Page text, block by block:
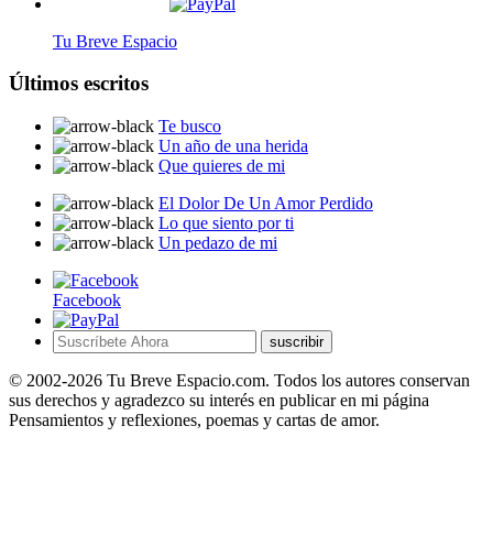
Tu Breve Espacio
Últimos escritos
Te busco
Un año de una herida
Que quieres de mi
El Dolor De Un Amor Perdido
Lo que siento por ti
Un pedazo de mi
Facebook
suscribir
© 2002-2026 Tu Breve Espacio.com. Todos los autores conservan
sus derechos y agradezco su interés en publicar en mi página
Pensamientos y reflexiones, poemas y cartas de amor.